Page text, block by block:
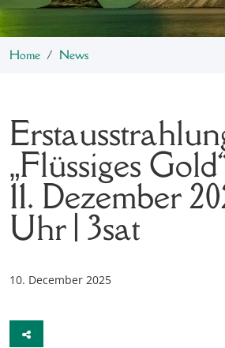
Home News
„Flüssiges
11. Dezember
Uhr | 3sat
10. December 2025